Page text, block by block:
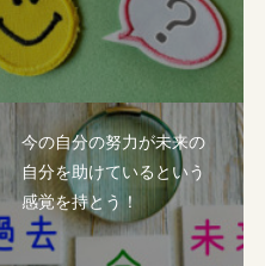
今の自分の努力が未来の
自分を助けているという
感覚を持とう！